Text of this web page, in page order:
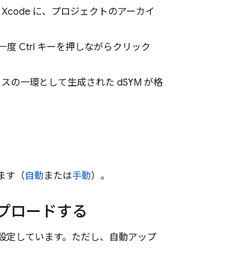
に、プロジェクトのアーカイ
度 Ctrl キーを押しながらクリック
の一環として生成された dSYM が格
す（自動 または手動）。
ロードする
定しています。ただし、自動アップ